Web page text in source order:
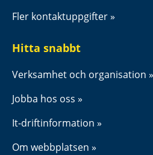
Fler kontaktuppgifter
Hitta snabbt
Verksamhet och organisation
Jobba hos oss
It-driftinformation
Om webbplatsen